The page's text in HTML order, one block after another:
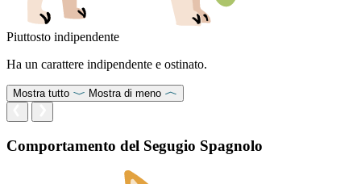
Piuttosto indipendente
Ha un carattere indipendente e ostinato.
Mostra tutto Mostra di meno
Comportamento del Segugio Spagnolo